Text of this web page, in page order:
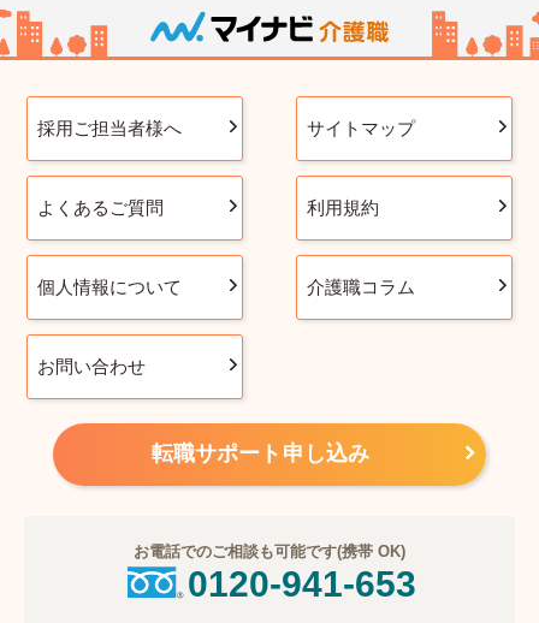
採用ご担当者様へ サイトマップ
よくあるご質問 利用規約
個人情報について 介護職コラム
お問い合わせ
転職サポート申し込み
お電話でのご相談も可能です(携帯 OK)
0120-941-653